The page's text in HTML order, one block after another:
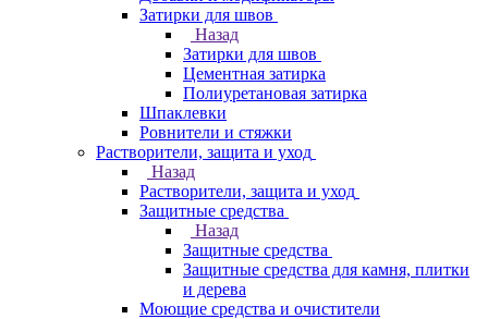
Затирки для швов
Назад
Затирки для швов
Цементная затирка
Полиуретановая затирка
Шпаклевки
Ровнители и стяжки
Растворители, защита и уход
Назад
Растворители, защита и уход
Защитные средства
Назад
Защитные средства
Защитные средства для камня, плитки
и дерева
Моющие средства и очистители